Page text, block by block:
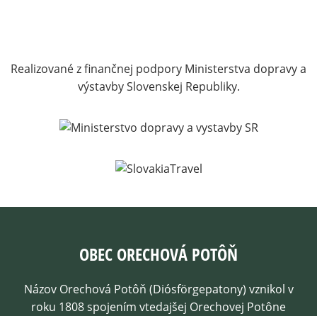
Realizované z finančnej podpory Ministerstva dopravy a
výstavby Slovenskej Republiky.
OBEC ORECHOVÁ POTÔŇ
Názov Orechová Potôň (Diósförgepatony) vznikol v
roku 1808 spojením vtedajšej Orechovej Potône